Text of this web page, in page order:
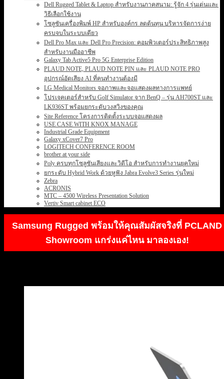
Dell Rugged Tablet & Laptop สำหรับงานภาคสนาม: รู้จัก 4 รุ่นเด่นและ
วิธีเลือกใช้งาน
โซลูชันเครื่องพิมพ์ HP สำหรับองค์กร ลดต้นทุน บริหารจัดการง่าย
ครบจบในระบบเดียว
Dell Pro Max และ Dell Pro Precision: คอมพิวเตอร์ประสิทธิภาพสูง
สำหรับงานมืออาชีพ
Galaxy Tab Active5 Pro 5G Enterprise Edition
PLAUD NOTE, PLAUD NOTE PIN และ PLAUD NOTE PRO
อุปกรณ์อัดเสียง AI ที่คนทำงานต้องมี
LG Medical Monitors จอภาพและจอแสดงผลทางการแพทย์
โปรเจคเตอร์สำหรับ Golf Simulator จาก BenQ – รุ่น AH700ST และ
LK936ST พร้อมยกระดับวงสวิงของคุณ
Site Reference โครงการติดตั้งระบบจอแสดงผล
USE CASE WITH KNOX MANAGE
Industrial Grade Equipment
Galaxy xCover7 Pro
LOGITECH CONFERENCE ROOM
brother at your side
Poly ครบทุกโซลูชันเสียงและวิดีโอ สำหรับการทำงานยุคใหม่
ยกระดับ Hybrid Work ด้วยหูฟัง Jabra Evolve3 Series รุ่นใหม่
Zebra
ACRONIS
MTC – 4500 Wireless Presentation Solution
Vertiv Smart cabinet ECO
Samsung Rugged พร้อมให้คุณสัมผัสจริงที่ PCLAND
Showroom แกร่งแค่ไหน มาลองเอง!